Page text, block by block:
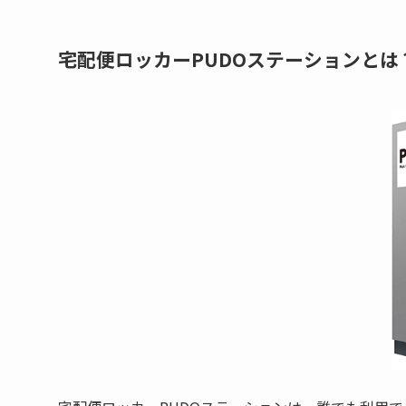
宅配便ロッカーPUDOステーションとは